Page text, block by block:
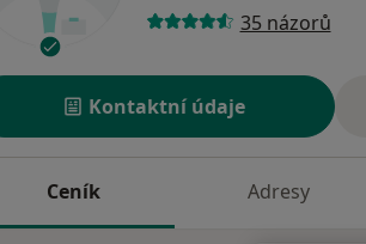
35 názorů
Kontaktní údaje
Ceník Adresy